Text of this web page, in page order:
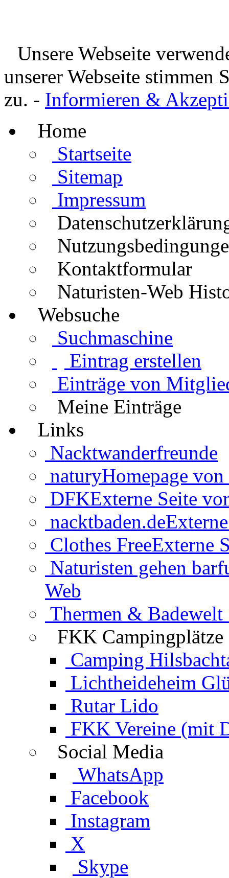
Unsere Webseite
unserer Webseite stimmen
zu. - Informieren &
Home
Startseite
Sitemap
Impressum
Kontaktformular
Naturisten-Web
Websuche
Suchmaschine
Eintrag erstellen
Einträge von
Meine Einträge
Links
Nacktwanderfreunde
naturyHomepage
DFKExterne Seite
nacktbaden.de
Clothes FreeExterne
Naturisten gehen
Web
Thermen & Badewelt
FKK Campingplätze
Camping
Lichtheideheim
Rutar Lido
FKK Vereine (mit
Social Media
WhatsApp
Facebook
Instagram
X
Skype